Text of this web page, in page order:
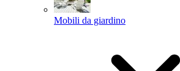
Mobili da giardino